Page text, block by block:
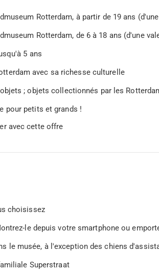
Rotterdam, à partir de 19 ans
Rotterdam, de 6 à 18 ans (d'une
5 ans
avec sa richesse culturelle
; objets collectionnés par les
pour petits et grands !
avec cette offre
choisissez
le depuis votre smartphone ou
le musée, à l'exception des chiens
Superstraat